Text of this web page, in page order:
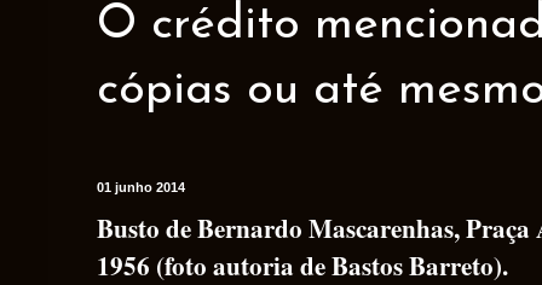
O crédito
cópias ou até
01 junho 2014
Busto de Bernardo Mascarenhas,
1956 (foto autoria de Bastos Barreto).